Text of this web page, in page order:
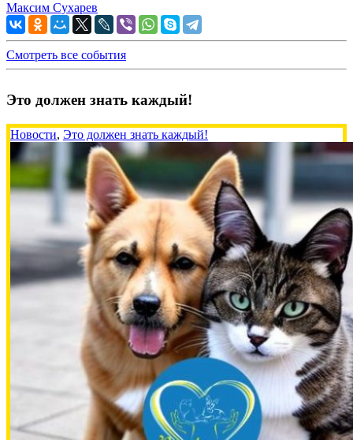
Максим Сухарев
Смотреть все события
Это должен знать каждый!
Новости, Это должен знать каждый!